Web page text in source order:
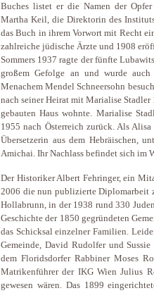
Buches listet er die Namen der
Martha Keil, die Direktorin des
das Buch in ihrem Vorwort mit Recht
zahlreiche jüdische Ärzte und 1908
Sommers 1937 ragte der fünfte
großem Gefolge an und wurde auch
Menachem Mendel Schneersohn
nach seiner Heirat mit Marialise
gebauten Haus wohnte. Marialise
1955 nach Österreich zurück. Als
Übersetzerin aus dem Hebräischen,
Amichai. Ihr Nachlass befindet sich im
Der Historiker Albert Fehringer, ein
2006 die nun publizierte Diplomarbeit
Hollabrunn, in der 1938 rund 330
Geschichte der 1850 gegründeten
das Schicksal einzelner Familien.
Gemeinde, David Rudolfer und
dem Floridsdorfer Rabbiner Moses
Matrikenführer der IKG Wien Julius
gewesen wären. Das 1899